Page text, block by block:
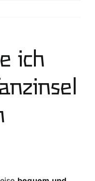
ich